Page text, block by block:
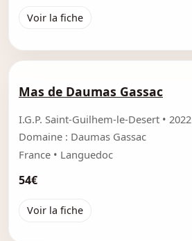
Voir la fiche
Mas de Daumas Gassac
I.G.P. Saint-Guilhem-le-Desert • 2022
Domaine : Daumas Gassac
France • Languedoc
54€
Voir la fiche